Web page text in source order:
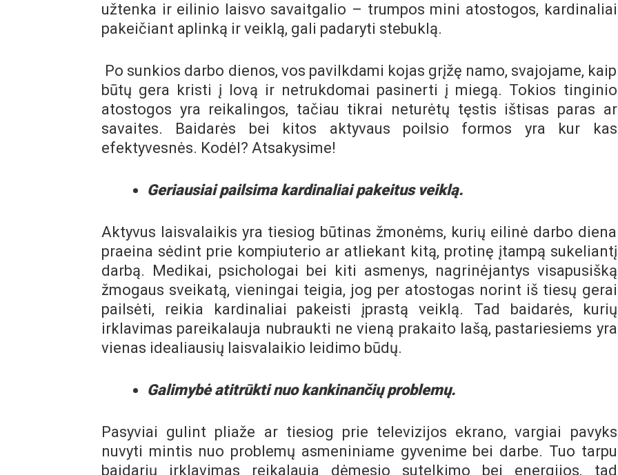
užtenka ir eilinio laisvo savaitgalio – trumpos mini atostogos, kardinaliai
pakeičiant aplinką ir veiklą, gali padaryti stebuklą.
Po sunkios darbo dienos, vos pavilkdami kojas grįžę namo, svajojame, kaip
būtų gera kristi į lovą ir netrukdomai pasinerti į miegą. Tokios tinginio
atostogos yra reikalingos, tačiau tikrai neturėtų tęstis ištisas paras ar
savaites. Baidarės bei kitos aktyvaus poilsio formos yra kur kas
efektyvesnės. Kodėl? Atsakysime!
Geriausiai pailsima kardinaliai pakeitus veiklą.
Aktyvus laisvalaikis yra tiesiog būtinas žmonėms, kurių eilinė darbo diena
praeina sėdint prie kompiuterio ar atliekant kitą, protinę įtampą sukeliantį
darbą. Medikai, psichologai bei kiti asmenys, nagrinėjantys visapusišką
žmogaus sveikatą, vieningai teigia, jog per atostogas norint iš tiesų gerai
pailsėti, reikia kardinaliai pakeisti įprastą veiklą. Tad baidarės, kurių
irklavimas pareikalauja nubraukti ne vieną prakaito lašą, pastariesiems yra
vienas idealiausių laisvalaikio leidimo būdų.
Galimybė atitrūkti nuo kankinančių problemų.
Pasyviai gulint pliaže ar tiesiog prie televizijos ekrano, vargiai pavyks
nuvyti mintis nuo problemų asmeniniame gyvenime bei darbe. Tuo tarpu
baidarių irklavimas reikalauja dėmesio sutelkimo bei energijos, tad